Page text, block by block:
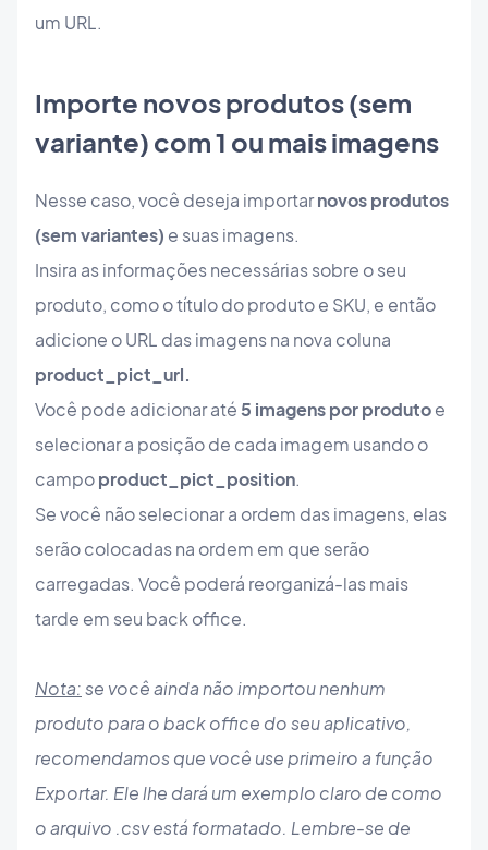
um URL.
Importe novos produtos (sem
variante) com 1 ou mais imagens
Nesse caso, você deseja importarnovos produtos
(sem variantes) e suas imagens.
Insira as informações necessárias sobre o seu
produto, como o título do produto e SKU, e então
adicione o URL das imagens na nova coluna
product_pict_url.
Você pode adicionar até5 imagens por produtoe
selecionar a posição de cada imagem usando o
campoproduct_pict_position.
Se você não selecionar a ordem das imagens, elas
serão colocadas na ordem em que serão
carregadas. Você poderá reorganizá-las mais
tarde em seu back office.
Nota:se você ainda não importou nenhum
produto para o back office do seu aplicativo,
recomendamos que você use primeiro a função
Exportar. Ele lhe dará um exemplo claro de como
o arquivo .csv está formatado. Lembre-se de